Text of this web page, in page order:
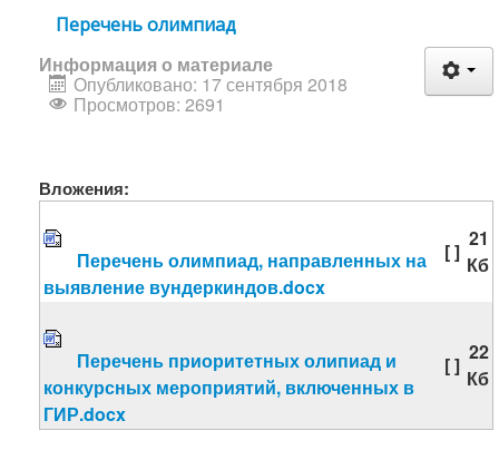
Перечень олимпиад
Информация о материале
Опубликовано: 17 сентября 2018
Просмотров: 2691
Вложения:
Перечень олимпиад, направленных на
выявление вундеркиндов.docx
[ ]
21
Кб
Перечень приоритетных олипиад и
конкурсных мероприятий, включенных в
ГИР.docx
[ ]
22
Кб